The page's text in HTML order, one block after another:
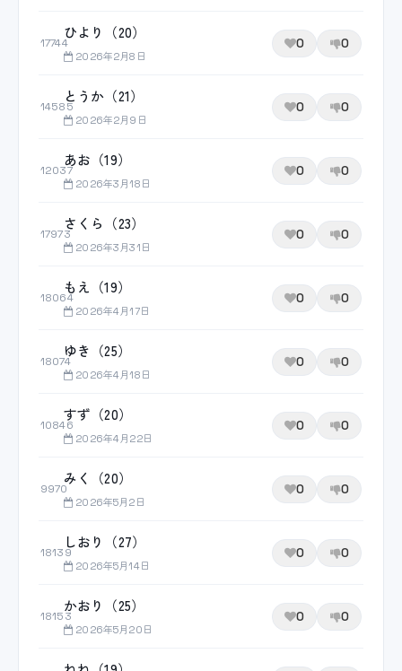
17744
ひより（20）
2026年2月8日
0 0
14585
とうか（21）
2026年2月9日
0 0
12037
あお（19）
2026年3月18日
0 0
17973
さくら（23）
2026年3月31日
0 0
18064
もえ（19）
2026年4月17日
0 0
18074
ゆき（25）
2026年4月18日
0 0
10846
すず（20）
2026年4月22日
0 0
9970
みく（20）
2026年5月2日
0 0
18139
しおり（27）
2026年5月14日
0 0
18153
かおり（25）
2026年5月20日
0 0